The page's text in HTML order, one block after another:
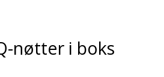
nøtter i boks